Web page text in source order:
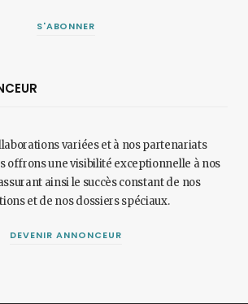
S'ABONNER
variées et à nos partenariats
offrons une visibilité exceptionnelle à nos
ainsi le succès constant de nos
et de nos dossiers spéciaux.
DEVENIR ANNONCEUR